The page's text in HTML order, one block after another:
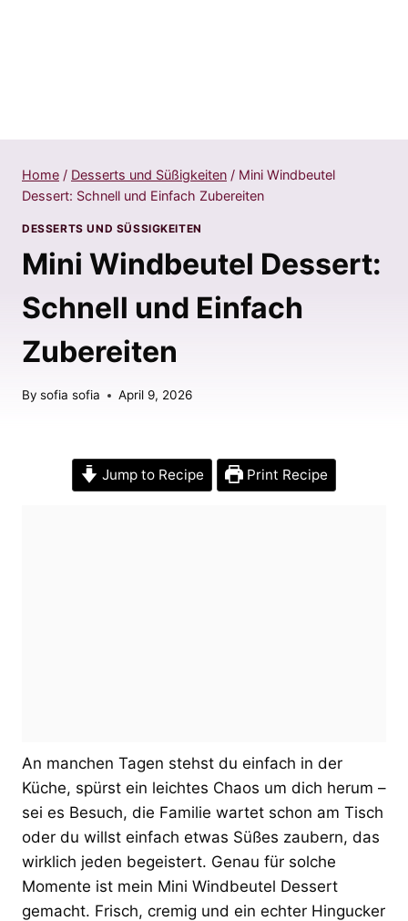
Home / Desserts und Süßigkeiten / Mini Windbeutel
Dessert: Schnell und Einfach Zubereiten
DESSERTS UND SÜSSIGKEITEN
Mini Windbeutel Dessert:
Schnell und Einfach
Zubereiten
By sofia sofia April 9, 2026
Jump to Recipe Print Recipe
An manchen Tagen stehst du einfach in der
Küche, spürst ein leichtes Chaos um dich herum –
sei es Besuch, die Familie wartet schon am Tisch
oder du willst einfach etwas Süßes zaubern, das
wirklich jeden begeistert. Genau für solche
Momente ist mein Mini Windbeutel Dessert
gemacht. Frisch, cremig und ein echter Hingucker